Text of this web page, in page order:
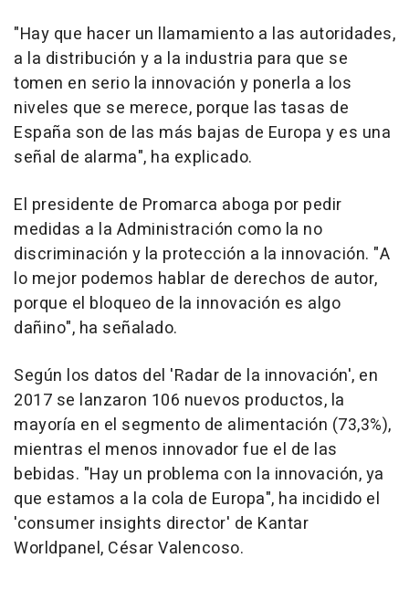
"Hay que hacer un llamamiento a las autoridades,
a la distribución y a la industria para que se
tomen en serio la innovación y ponerla a los
niveles que se merece, porque las tasas de
España son de las más bajas de Europa y es una
señal de alarma", ha explicado.
El presidente de Promarca aboga por pedir
medidas a la Administración como la no
discriminación y la protección a la innovación. "A
lo mejor podemos hablar de derechos de autor,
porque el bloqueo de la innovación es algo
dañino", ha señalado.
Según los datos del 'Radar de la innovación', en
2017 se lanzaron 106 nuevos productos, la
mayoría en el segmento de alimentación (73,3%),
mientras el menos innovador fue el de las
bebidas. "Hay un problema con la innovación, ya
que estamos a la cola de Europa", ha incidido el
'consumer insights director' de Kantar
Worldpanel, César Valencoso.